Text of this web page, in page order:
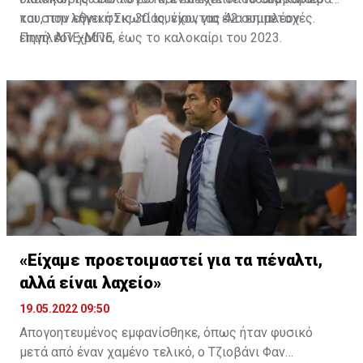
1951 Χιμπέρνιαν
1953 Ρέιντζερς
1954 Σέλτικ
1955 Αμπερντίν
1956 Ρέιντζερς
1958 Χαρτς
του, που λήγει στις 30 Ιουνίου, για ένα επιπλέον
επιπλέον χρόνο, έως το καλοκαίρι του 2023.
και στην εθνική Σκωτίας, έχοντας 42 συμμετοχές.
Πηγή: ΑΠΕ-ΜΠΕ
«Είχαμε προετοιμαστεί για τα πέναλτι,
αλλά είναι λαχείο»
19.05.2022 09:50
Απογοητευμένος εμφανίσθηκε, όπως ήταν φυσικό
μετά από έναν χαμένο τελικό, ο Τζιοβάνι Φαν